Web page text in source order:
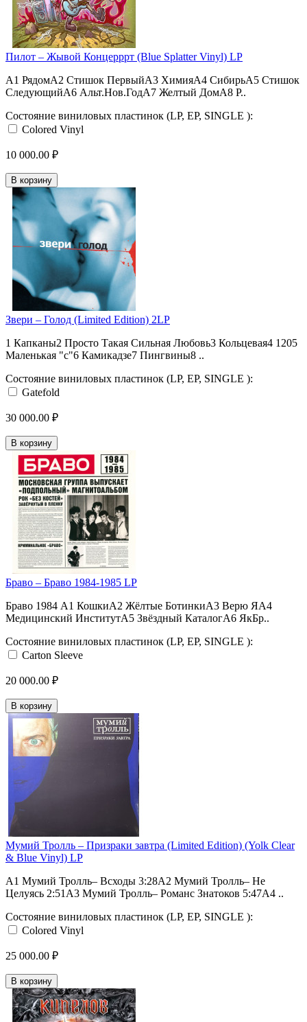
Пилот – Жывой Концерррт (Blue Splatter Vinyl) LP
A1 РядомA2 Стишок ПервыйA3 ХимияA4 СибирьA5 Стишок
СледующийA6 Альт.Нов.ГодA7 Желтый ДомA8 Р..
Состояние виниловых пластинок (LP, EP, SINGLE ):
Colored Vinyl
10 000.00 ₽
В корзину
Звери – Голод (Limited Edition) 2LP
1 Капканы2 Просто Такая Сильная Любовь3 Кольцевая4 1205
Маленькая "с"6 Камикадзе7 Пингвины8 ..
Состояние виниловых пластинок (LP, EP, SINGLE ):
Gatefold
30 000.00 ₽
В корзину
Браво – Браво 1984-1985 LP
Браво 1984 A1 КошкиA2 Жёлтые БотинкиA3 Верю ЯA4
Медицинский ИнститутA5 Звёздный КаталогA6 ЯкБр..
Состояние виниловых пластинок (LP, EP, SINGLE ):
Carton Sleeve
20 000.00 ₽
В корзину
Мумий Тролль ‎– Призраки завтра (Limited Edition) (Yolk Clear
& Blue Vinyl) LP
А1 Мумий Тролль– Всходы 3:28А2 Мумий Тролль– Не
Целуясь 2:51А3 Мумий Тролль– Романс Знатоков 5:47А4 ..
Состояние виниловых пластинок (LP, EP, SINGLE ):
Colored Vinyl
25 000.00 ₽
В корзину